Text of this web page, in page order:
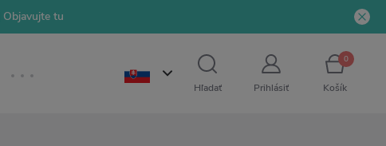
Objavujte tu
Hľadať Prihlásiť
0
Košík